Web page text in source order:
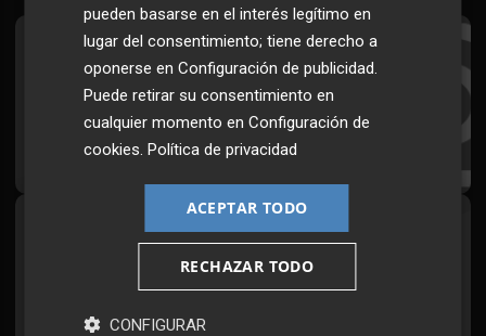
Suscríbete al Boletín
Todos los días a primera hora en tu email
¡Quiero suscribirme!
Síguenos en redes
Plaza Podcast, desde cualquier medio
pueden basarse en el interés legítimo en
lugar del consentimiento; tiene derecho a
oponerse enConfiguración de publicidad
Puede retirar su consentimiento en
cualquier momento enConfiguración de
cookies .Política de privacidad
ACEPTAR TODO
RECHAZAR TODO
CONFIGURAR